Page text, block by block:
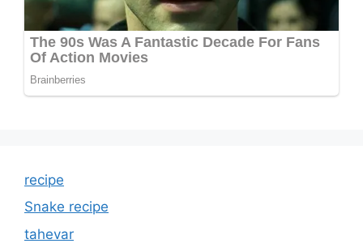
recipe
Snake recipe
tahevar